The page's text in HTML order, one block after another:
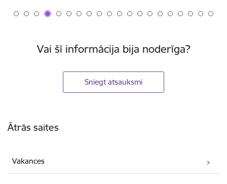
Vai šī informācija bija noderīga?
Sniegt atsauksmi
Ātrās saites
Vakances